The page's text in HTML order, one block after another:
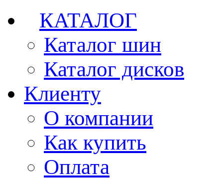
КАТАЛОГ
Каталог шин
Каталог дисков
Клиенту
О компании
Как купить
Оплата